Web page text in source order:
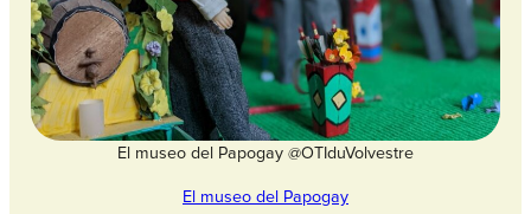
El museo del Papogay @OTIduVolvestre
El museo del Papogay